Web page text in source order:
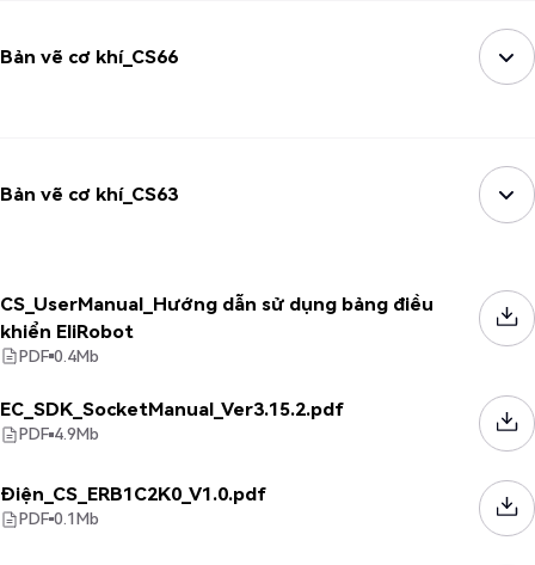
Bản vẽ cơ khí_CS66
Bản vẽ cơ khí_CS63
CS_UserManual_Hướng dẫn sử dụng bảng điều
khiển EliRobot
PDF 0.4Mb
EC_SDK_SocketManual_Ver3.15.2.pdf
PDF 4.9Mb
Điện_CS_ERB1C2K0_V1.0.pdf
PDF 0.1Mb